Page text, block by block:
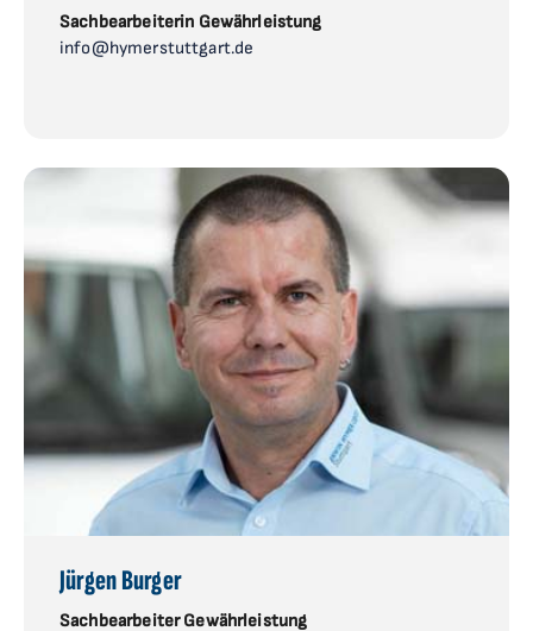
Sachbearbeiterin Gewährleistung
info@hymerstuttgart.de
Jürgen Burger
Sachbearbeiter Gewährleistung